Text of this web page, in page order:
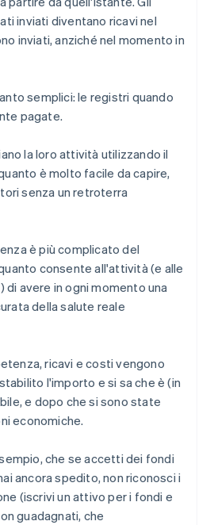
inviati diventano ricavi nel
inviati, anziché nel momento in
semplici: le registri quando
pagate.
la loro attività utilizzando il
è molto facile da capire,
senza un retroterra
è più complicato del
consente all'attività (e alle
avere in ogni momento una
della salute reale
ricavi e costi vengono
l'importo e si sa che è (in
e dopo che si sono state
economiche.
che se accetti dei fondi
ancora spedito, non riconosci i
(iscrivi un attivo per i fondi e
guadagnati, che